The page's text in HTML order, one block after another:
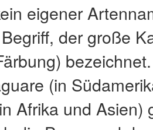
eigener
der große
(in
Afrika und